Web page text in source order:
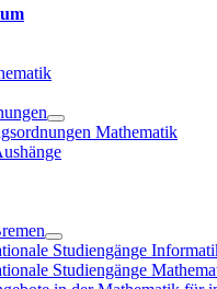
Mathematik
Studiengänge
Studiengänge